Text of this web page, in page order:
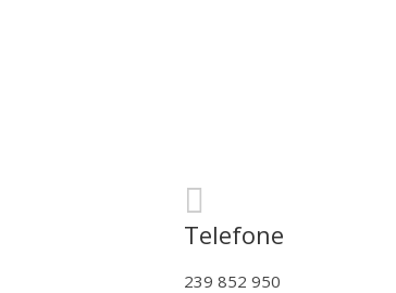
Telefone
239 852 950